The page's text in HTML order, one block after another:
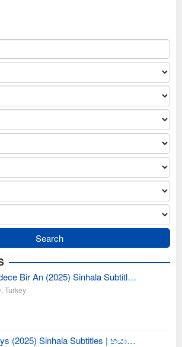
Bir An (2025) Sinhala Subtitl…
Turkey
(2025) Sinhala Subtitles | භයා…